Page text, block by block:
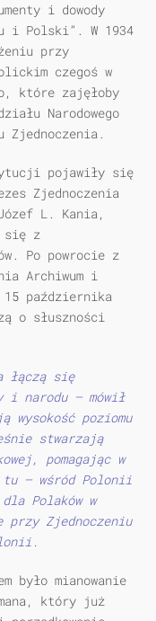
i dowody
i Polski”. W 1934
przy
czegoś w
które zajęłoby
Narodowego
Zjednoczenia.
pojawiły się
Zjednoczenia
L. Kania,
się z
Po powrocie z
Archiwum i
15 października
o słuszności
łączą się
narodu — mówił
poziomu
stwarzają
pomagając w
tu — wśród Polonii
Polaków w
przy Zjednoczeniu
było mianowanie
który już